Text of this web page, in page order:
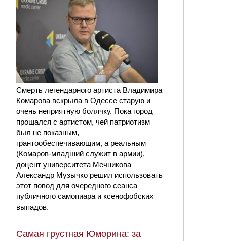
Смерть легендарного артиста Владимира
Комарова вскрыла в Одессе старую и
очень неприятную болячку. Пока город
прощался с артистом, чей патриотизм
был не показным,
грантообеспечивающим, а реальным
(Комаров-младший служит в армии),
доцент университета Мечникова
Александр Музычко решил использовать
этот повод для очередного сеанса
публичного самопиара и ксенофобских
выпадов.
Самая грустная Юморина: за